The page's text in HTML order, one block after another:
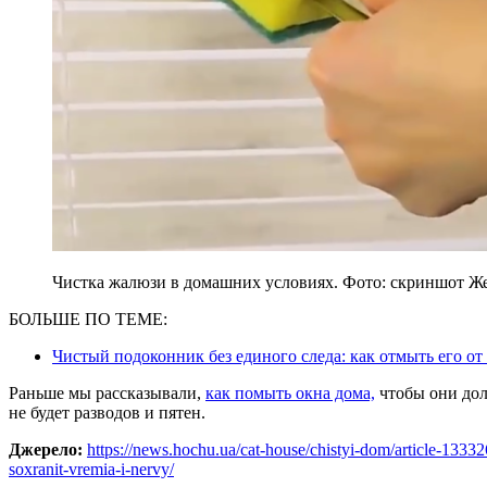
Чистка жалюзи в домашних условиях. Фото: скриншот
БОЛЬШЕ ПО ТЕМЕ:
Чистый подоконник без единого следа: как отмыть его
Раньше мы рассказывали, как помыть окна дома, чтобы они
не будет разводов и пятен.
Джерело: https://news.hochu.ua/cat-house/chistyi-dom/article-
soxranit-vremia-i-nervy/